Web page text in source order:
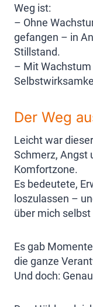
Weg ist:
– Ohne
gefangen – in
Stillstand.
– Mit
Der Weg
Leicht war
Schmerz, Angst
Komfortzone.
Es bedeutete,
loszulassen –
über mich
Es gab
die ganze
Und doch: